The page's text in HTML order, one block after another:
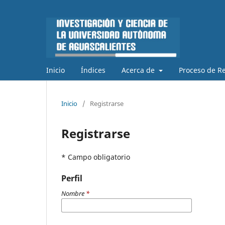
Inicio Índices Acerca de Proceso de
Inicio / Registrarse
Registrarse
* Campo obligatorio
Perfil
Nombre *